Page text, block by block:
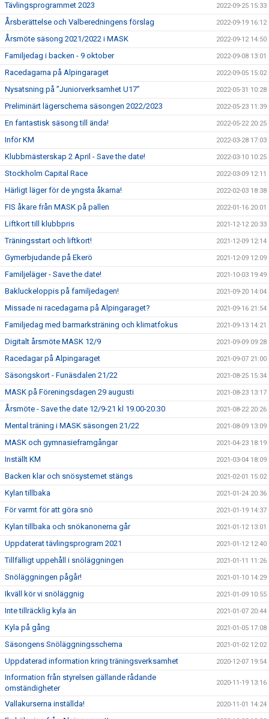
Tävlingsprogrammet 2023 2022-09-25 15:33
Årsberättelse och Valberedningens förslag 2022-09-19 16:12
Årsmöte säsong 2021/2022 i MASK 2022-09-12 14:50
Familjedag i backen - 9 oktober 2022-09-08 13:01
Racedagarna på Alpingaraget 2022-09-05 15:02
Nysatsning på ”Juniorverksamhet U17” 2022-05-31 10:28
Preliminärt lägerschema säsongen 2022/2023 2022-05-23 11:39
En fantastisk säsong till ända! 2022-05-22 20:25
Inför KM 2022-03-28 17:03
Klubbmästerskap 2 April - Save the date! 2022-03-10 10:25
Stockholm Capital Race 2022-03-09 12:11
Härligt läger för de yngsta åkarna! 2022-02-03 18:38
FIS åkare från MASK på pallen 2022-01-16 20:01
Liftkort till klubbpris 2021-12-12 20:33
Träningsstart och liftkort! 2021-12-09 12:14
Gymerbjudande på Ekerö 2021-12-09 12:09
Familjeläger - Save the date! 2021-10-03 19:49
Bakluckeloppis på familjedagen! 2021-09-20 14:04
Missade ni racedagarna på Alpingaraget? 2021-09-16 21:54
Familjedag med barmarksträning och klimatfokus 2021-09-13 14:21
Digitalt årsmöte MASK 12/9 2021-09-09 09:28
Racedagar på Alpingaraget 2021-09-07 21:00
Säsongskort - Funäsdalen 21/22 2021-08-25 15:34
MASK på Föreningsdagen 29 augusti 2021-08-23 13:17
Årsmöte - Save the date 12/9-21 kl 19.00-20.30 2021-08-22 20:26
Mental träning i MASK säsongen 21/22 2021-08-09 13:09
MASK och gymnasieframgångar 2021-04-23 18:19
Inställt KM 2021-03-04 18:09
Backen klar och snösystemet stängs 2021-02-01 15:02
Kylan tillbaka 2021-01-24 20:36
För varmt för att göra snö 2021-01-19 14:37
Kylan tillbaka och snökanonerna går 2021-01-12 13:01
Uppdaterat tävlingsprogram 2021 2021-01-12 12:40
Tillfälligt uppehåll i snöläggningen 2021-01-11 11:26
Snöläggningen pågår! 2021-01-10 14:29
Ikväll kör vi snöläggnig 2021-01-09 10:55
Inte tillräcklig kyla än 2021-01-07 20:44
Kyla på gång 2021-01-05 17:08
Säsongens Snöläggningsschema 2021-01-02 12:02
Uppdaterad information kring träningsverksamhet 2020-12-07 19:54
Information från styrelsen gällande rådande
omständigheter
2020-11-19 13:16
Vallakurserna inställda! 2020-11-01 14:24